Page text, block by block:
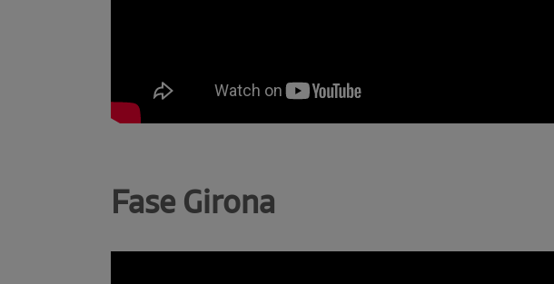
Fase Girona